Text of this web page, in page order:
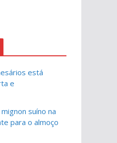
está
e
suíno na
para o almoço